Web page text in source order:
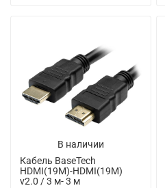
В наличии
Кабель BaseTech
HDMI(19M)-HDMI(19M)
v2.0 / 3 м- 3 м